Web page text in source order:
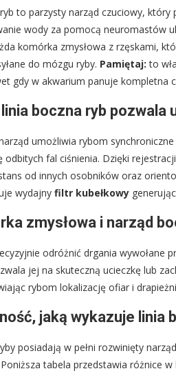
to parzysty narząd czuciowy,
wody za pomocą neuromastów
komórka zmysłowa z rzęskami,
do mózgu ryby. Pamiętaj: to
gdy w akwarium panuje kompletna
boczna ryb pozwala
umożliwia rybom
odbitych fal ciśnienia. Dzięki
od innych osobników oraz
wydajny filtr kubełkowy
zmysłowa i narząd
odróżnić drgania wywołane
jej na skuteczną ucieczkę lub
rybom lokalizację ofiar i
jaką wykazuje linia
posiadają w pełni rozwinięty
tabela przedstawia różnice